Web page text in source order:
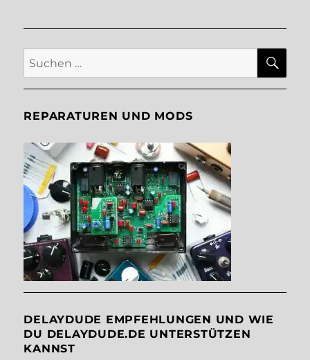
Suche
nach:
REPARATUREN UND MODS
DELAYDUDE EMPFEHLUNGEN UND WIE
DU DELAYDUDE.DE UNTERSTÜTZEN
KANNST